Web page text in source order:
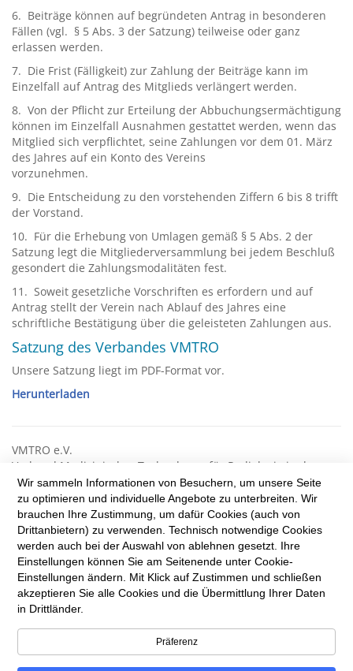
6. Beiträge können auf begründeten Antrag in besonderen
Fällen (vgl. § 5 Abs. 3 der Satzung) teilweise oder ganz
erlassen werden.
7. Die Frist (Fälligkeit) zur Zahlung der Beiträge kann im
Einzelfall auf Antrag des Mitglieds verlängert werden.
8. Von der Pflicht zur Erteilung der Abbuchungsermächtigung
können im Einzelfall Ausnahmen gestattet werden, wenn das
Mitglied sich verpflichtet, seine Zahlungen vor dem 01. März
des Jahres auf ein Konto des Vereins
vorzunehmen.
9. Die Entscheidung zu den vorstehenden Ziffern 6 bis 8 trifft
der Vorstand.
10. Für die Erhebung von Umlagen gemäß § 5 Abs. 2 der
Satzung legt die Mitgliederversammlung bei jedem Beschluß
gesondert die Zahlungsmodalitäten fest.
11. Soweit gesetzliche Vorschriften es erfordern und auf
Antrag stellt der Verein nach Ablauf des Jahres eine
schriftliche Bestätigung über die geleisteten Zahlungen aus.
Satzung des Verbandes VMTRO
Unsere Satzung liegt im PDF-Format vor.
Herunterladen
VMTRO e.V.
Verband Medizinischer Technologen für Radiologie in der
Radioonkologie
Reinhardtstr. 47
10117 Berlin
Tel.: +49 (0) 30 8431 8990
Fax: +49 (0) 30 8441 9189
info@vmtro.de
LinkedIn
Wir sammeln Informationen von Besuchern, um unsere Seite
zu optimieren und individuelle Angebote zu unterbreiten. Wir
brauchen Ihre Zustimmung, um dafür Cookies (auch von
Drittanbietern) zu verwenden. Technisch notwendige Cookies
werden auch bei der Auswahl von ablehnen gesetzt. Ihre
Einstellungen können Sie am Seitenende unter Cookie-
Einstellungen ändern. Mit Klick auf Zustimmen und schließen
akzeptieren Sie alle Cookies und die Übermittlung Ihrer Daten
in Drittländer.
Präferenz